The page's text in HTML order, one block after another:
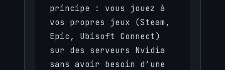
principe : vous jouez à
vos propres jeux (Steam,
Epic, Ubisoft Connect)
sur des serveurs Nvidia
sans avoir besoin d’une